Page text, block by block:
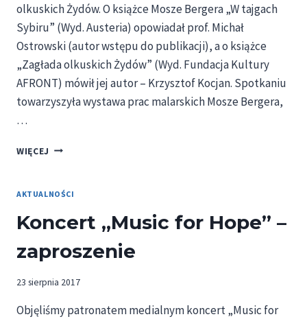
olkuskich Żydów. O książce Mosze Bergera „W tajgach
Sybiru” (Wyd. Austeria) opowiadał prof. Michał
Ostrowski (autor wstępu do publikacji), a o książce
„Zagłada olkuskich Żydów” (Wyd. Fundacja Kultury
AFRONT) mówił jej autor – Krzysztof Kocjan. Spotkaniu
towarzyszyła wystawa prac malarskich Mosze Bergera,
…
WIĘCEJ „ŻYDOWSKI
GALERIA
ZE
SPOTKANIA
AKTUALNOŚCI
Koncert „Music for Hope” –
zaproszenie
23 sierpnia 2017
Objęliśmy patronatem medialnym koncert „Music for